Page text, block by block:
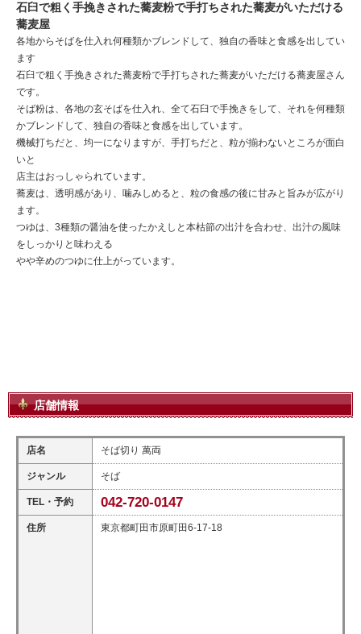
石臼で粗く手挽きされた蕎麦粉で手打ちされた蕎麦がいただける
蕎麦屋
各地からそばを仕入れ何種類かブレンドして、独自の香味と食感を出してい
ます
石臼で粗く手挽きされた蕎麦粉で手打ちされた蕎麦がいただける蕎麦屋さん
です。
そば粉は、各地の玄そばを仕入れ、全て石臼で手挽きをして、それを何種類
かブレンドして、独自の香味と食感を出しています。
機械打ちだと、均一になりますが、手打ちだと、粒が揃わないところが面白
いと
店主はおっしゃられています。
蕎麦は、透明感があり、噛みしめると、粒の食感の後に甘みと旨みが広がり
ます。
つゆは、3種類の醤油を使ったかえしと本枯節の出汁を合わせ、出汁の風味
をしっかりと味わえる
やや辛めのつゆに仕上がっています。
店舗情報
店名 そば切り 萬両
ジャンル そば
TEL・予約 042-720-0147
住所 東京都町田市原町田6-17-18